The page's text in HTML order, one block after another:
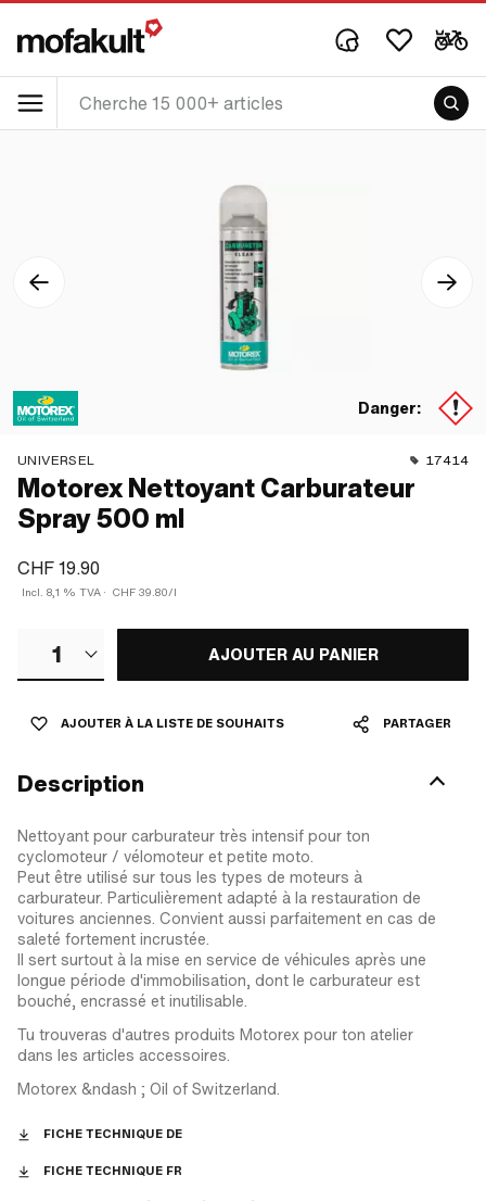
Danger:
UNIVERSEL 17414
Motorex Nettoyant Carburateur
Spray 500 ml
CHF 19.90
Incl. 8,1 % TVA · CHF 39.80/l
1 AJOUTER AU PANIER
AJOUTER À LA LISTE DE SOUHAITS PARTAGER
Description
Nettoyant pour carburateur très intensif pour ton
cyclomoteur / vélomoteur et petite moto.
Peut être utilisé sur tous les types de moteurs à
carburateur. Particulièrement adapté à la restauration de
voitures anciennes. Convient aussi parfaitement en cas de
saleté fortement incrustée.
Il sert surtout à la mise en service de véhicules après une
longue période d'immobilisation, dont le carburateur est
bouché, encrassé et inutilisable.
Tu trouveras d'autres produits Motorex pour ton atelier
dans les articles accessoires.
Motorex &ndash ; Oil of Switzerland.
FICHE TECHNIQUE DE
FICHE TECHNIQUE FR